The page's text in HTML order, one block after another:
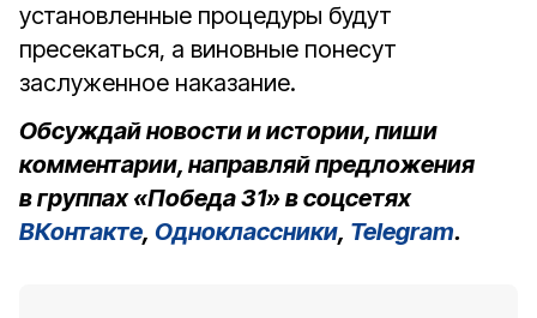
установленные процедуры будут
пресекаться, а виновные понесут
заслуженное наказание.
Обсуждай новости и истории, пиши
комментарии, направляй предложения
в группах «Победа 31» в соцсетях
ВКонтакте, Одноклассники, Telegram.